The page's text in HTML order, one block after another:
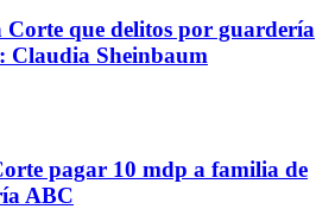
que delitos por guardería
Claudia Sheinbaum
pagar 10 mdp a familia de
ABC